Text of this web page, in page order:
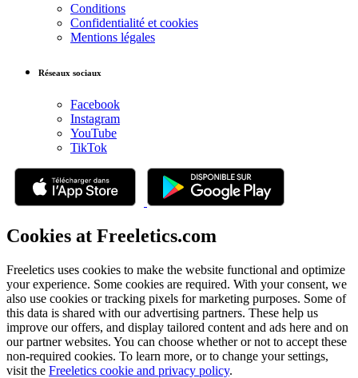
Conditions
Confidentialité et cookies
Mentions légales
Réseaux sociaux
Facebook
Instagram
YouTube
TikTok
Cookies at Freeletics.com
Freeletics uses cookies to make the website functional and optimize
your experience. Some cookies are required. With your consent, we
also use cookies or tracking pixels for marketing purposes. Some of
this data is shared with our advertising partners. These help us
improve our offers, and display tailored content and ads here and on
our partner websites. You can choose whether or not to accept these
non-required cookies. To learn more, or to change your settings,
visit the Freeletics cookie and privacy policy.